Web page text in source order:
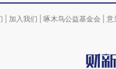
加入我们 啄木鸟公益基金会 意